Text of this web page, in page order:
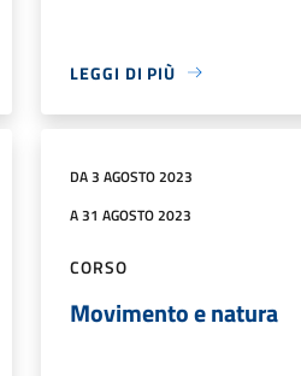
LEGGI DI PIÙ
DA 3 AGOSTO 2023
A 31 AGOSTO 2023
CORSO
Movimento e natura